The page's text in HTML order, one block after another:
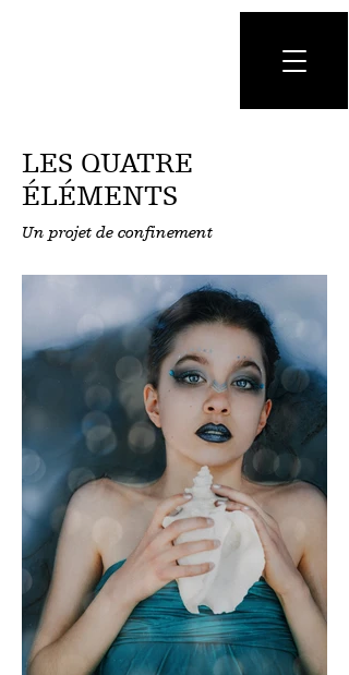
LES QUATRE
ÉLÉMENTS
Un projet de confinement